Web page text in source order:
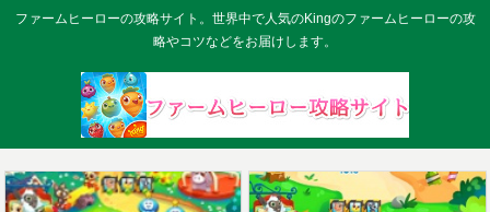
ファームヒーローの攻略サイト。世界中で人気のKingのファームヒーローの攻
略やコツなどをお届けします。